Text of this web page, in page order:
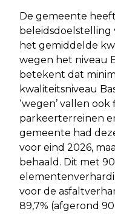
De gemeente
beleidsdoelstelling
het gemiddelde
wegen het niveau
betekent dat
kwaliteitsniveau
‘wegen’ vallen
parkeerterreinen
gemeente had
voor eind 2026,
behaald. Dit met
voor de
89,7% (afgerond